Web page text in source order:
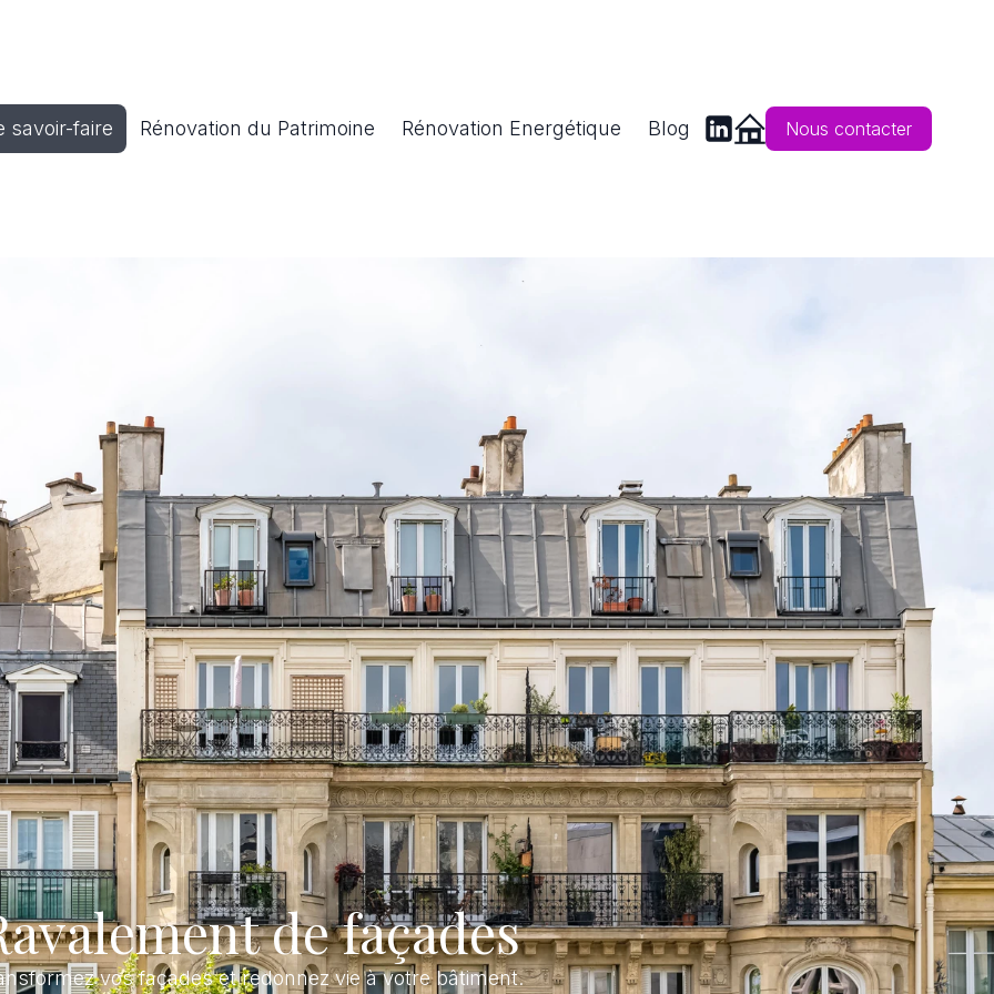
savoir-faire Rénovation du Patrimoine Rénovation Energétique Blog Nous contacter
de façades
vos façades et redonnez vie à votre bâtiment.